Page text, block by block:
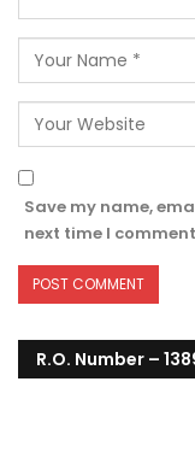
Save my name,
next time I
R.O. Number –